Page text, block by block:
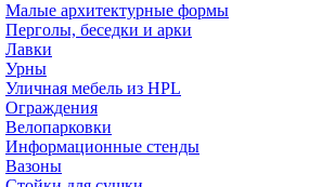
Малые архитектурные формы
Перголы, беседки и арки
Лавки
Урны
Уличная мебель из HPL
Ограждения
Велопарковки
Информационные стенды
Вазоны